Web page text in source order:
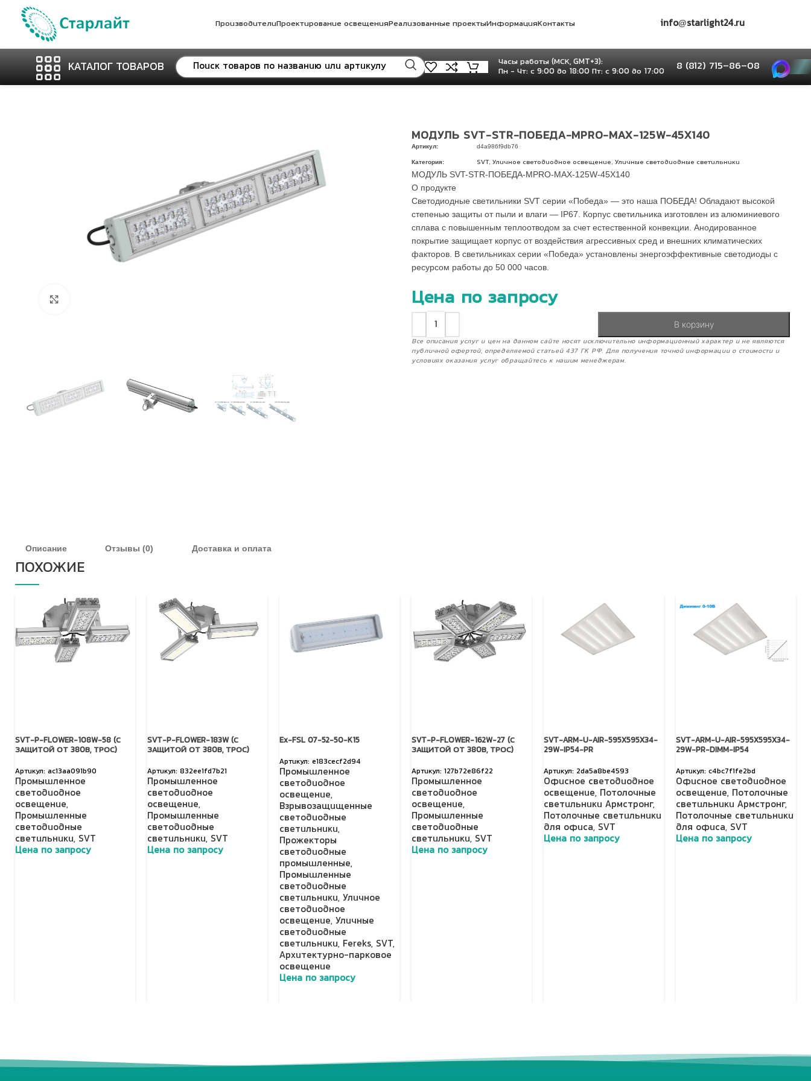
ПроизводителиПроектирование освещенияРеализованные проектыИнформацияКонтакты info@starlight24.ru
КАТАЛОГ ТОВАРОВ
Часы работы (МСК, GMT+3):
Пн - Чт: с 9:00 до 18:00 Пт: с 9:00 до 17:00
8 (812) 715–86–08
МОДУЛЬ SVT-STR-ПОБЕДА-MPRO-MAX-125W-45X140
Артикул: d4a986f9db76
Категория: SVT, Уличное светодиодное освещение Уличные светодиодные светильники
МОДУЛЬ SVT-STR-ПОБЕДА-MPRO-MAX-125W-45X140
О продукте
Светодиодные светильники SVT серии «Победа» — это наша ПОБЕДА! Обладают высокой
степенью защиты от пыли и влаги — IP67. Корпус светильника изготовлен из алюминиевого
сплава с повышенным теплоотводом за счет естественной конвекции. Анодированное
покрытие защищает корпус от воздействия агрессивных сред и внешних климатических
факторов. В светильниках серии «Победа» установлены энергоэффективные светодиоды с
ресурсом работы до 50 000 часов.
Цена по запросу
В корзину
Все описания услуг и цен на данном сайте носят исключительно информационный характер и не являются
публичной офертой, определяемой статьей 437 ГК РФ. Для получения точной информации о стоимости и
условиях оказания услуг обращайтесь к нашим менеджерам.
Описание Отзывы (0) Доставка и оплата
ПОХОЖИЕ
SVT-P-FLOWER-108W-58 (С
ЗАЩИТОЙ ОТ 380В, ТРОС)
ac13aa091b90
Промышленное
светодиодное
освещение,
Промышленные
светодиодные
светильники, SVT
Цена по запросу
SVT-P-FLOWER-183W (С
ЗАЩИТОЙ ОТ 380В, ТРОС)
832ee1fd7b21
Промышленное
светодиодное
освещение,
Промышленные
светодиодные
светильники, SVT
Цена по запросу
Ex-FSL 07-52-50-K15
e183cecf2d94
Промышленное
светодиодное
освещение,
Взрывозащищенные
светодиодные
светильники,
Прожекторы
светодиодные
промышленные,
Промышленные
светодиодные
светильники, Уличное
светодиодное
освещение, Уличные
светодиодные
светильники, Fereks, SVT ,
Архитектурно-парковое
освещение
Цена по запросу
SVT-P-FLOWER-162W-27 (С
ЗАЩИТОЙ ОТ 380В, ТРОС)
127b72e86f22
Промышленное
светодиодное
освещение,
Промышленные
светодиодные
светильники, SVT
Цена по запросу
SVT-ARM-U-AIR-595X595X34-
29W-IP54-PR
2da5a8be4593
Офисное светодиодное
освещение, Потолочные
светильники Армстронг,
Потолочные светильники
для офиса, SVT
Цена по запросу
SVT-ARM-U-AIR-595X595X34-
29W-PR-DIMM-IP54
c4bc7f1fe2bd
Офисное светодиодное
освещение, Потолочные
светильники Армстронг,
Потолочные светильники
для офиса, SVT
Цена по запросу